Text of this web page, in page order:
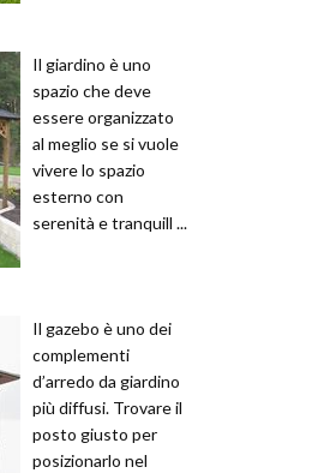
Il giardino è uno
spazio che deve
essere organizzato
al meglio se si vuole
vivere lo spazio
esterno con
serenità e tranquill ...
Il gazebo è uno dei
complementi
d’arredo da giardino
più diffusi. Trovare il
posto giusto per
posizionarlo nel